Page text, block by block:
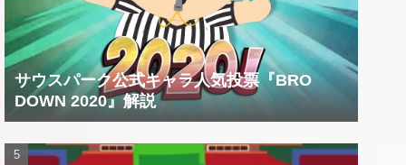
サウスパーク公式キャラ人気投票『BRO
DOWN 2020』解説